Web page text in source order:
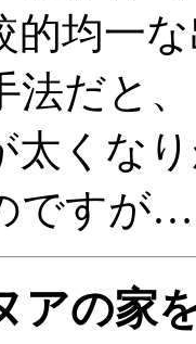
的均一
法だと
太くな
ですが…
アの家